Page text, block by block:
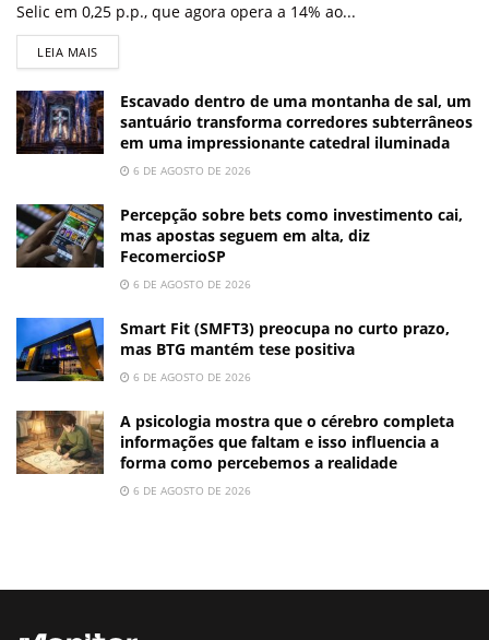
Selic em 0,25 p.p., que agora opera a 14% ao...
LEIA MAIS
Escavado dentro de uma montanha de sal, um
santuário transforma corredores subterrâneos
em uma impressionante catedral iluminada
6 DE AGOSTO DE 2026
Percepção sobre bets como investimento cai,
mas apostas seguem em alta, diz
FecomercioSP
6 DE AGOSTO DE 2026
Smart Fit (SMFT3) preocupa no curto prazo,
mas BTG mantém tese positiva
6 DE AGOSTO DE 2026
A psicologia mostra que o cérebro completa
informações que faltam e isso influencia a
forma como percebemos a realidade
6 DE AGOSTO DE 2026